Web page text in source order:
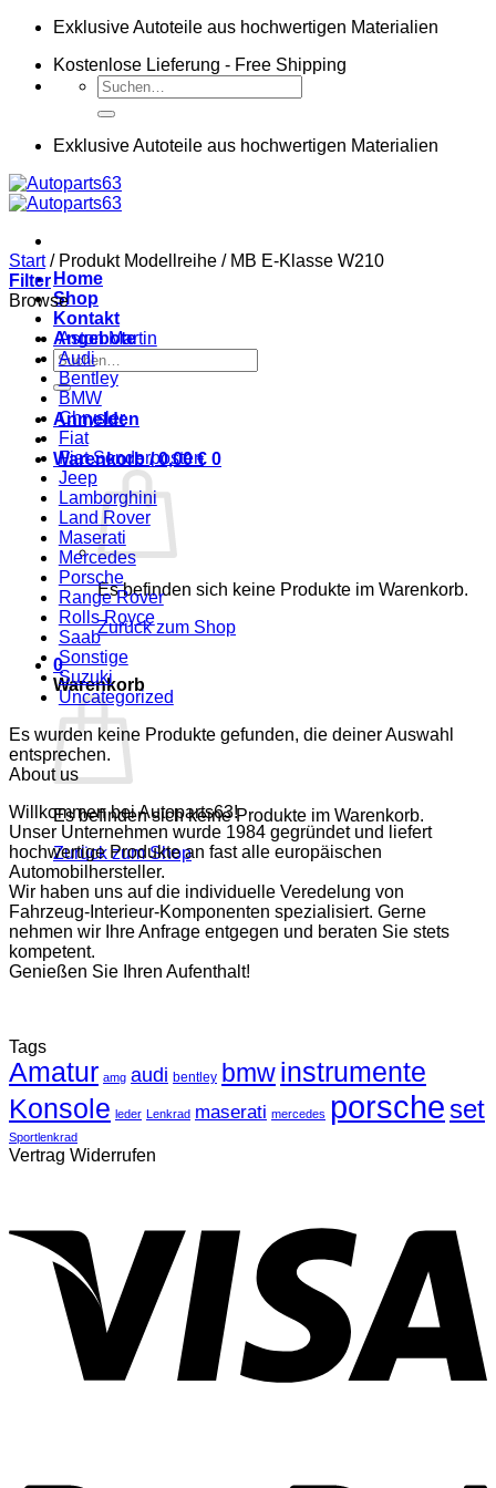
Zum
springen
Exklusive Autoteile aus hochwertigen Materialien
Kostenlose Lieferung - Free Shipping
Suchen
nach:
Exklusive Autoteile aus hochwertigen Materialien
Home
Shop
Kontakt
Angebote
Suchen
nach:
Anmelden
Warenkorb /0,00€ 0
Es befinden sich keine Produkte im Warenkorb.
Zurück zum Shop
0
Warenkorb
Es befinden sich keine Produkte im Warenkorb.
Zurück zum Shop
Start /Produkt Modellreihe /MB E-Klasse W210
Filter
Browse
Aston Martin
Audi
Bentley
BMW
Chrysler
Fiat
Fiat Sonderposten
Jeep
Lamborghini
Land Rover
Maserati
Mercedes
Porsche
Range Rover
Rolls Royce
Saab
Sonstige
Suzuki
Uncategorized
Es wurden keine Produkte gefunden, die deiner Auswahl
entsprechen.
About us
Willkommen bei Autoparts63!
Unser Unternehmen wurde 1984 gegründet und liefert
hochwertige Produkte an fast alle europäischen
Automobilhersteller.
Wir haben uns auf die individuelle Veredelung von
Fahrzeug-Interieur-Komponenten spezialisiert. Gerne
nehmen wir Ihre Anfrage entgegen und beraten Sie stets
kompetent.
Genießen Sie Ihren Aufenthalt!
Tags
Amatur amg audi bentley bmwinstrumente
Konsole leder Lenkrad maserati mercedes porsche set
Sportlenkrad
Vertrag Widerrufen